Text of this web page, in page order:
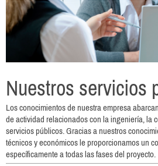
Nuestros servicios
Los conocimientos de nuestra empresa
de actividad relacionados con la ingeniería, la
servicios públicos. Gracias a nuestros
técnicos y económicos le proporcionamos un
específicamente a todas las fases del proyecto.